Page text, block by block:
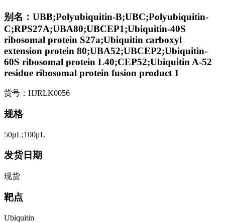
别名：UBB;Polyubiquitin-B;UBC;Polyubiquitin-
C;RPS27A;UBA80;UBCEP1;Ubiquitin-40S
ribosomal protein S27a;Ubiquitin carboxyl
extension protein 80;UBA52;UBCEP2;Ubiquitin-
60S ribosomal protein L40;CEP52;Ubiquitin A-52
residue ribosomal protein fusion product 1
货号：HJRLK0056
规格
50μL;100μL
发货日期
现货
靶点
Ubiquitin